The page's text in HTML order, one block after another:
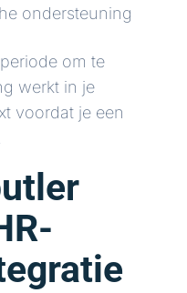
ondersteuning
om te
werkt in je
voordat je een